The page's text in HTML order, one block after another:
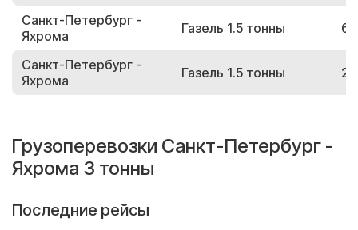
Санкт-Петербург -
Яхрома
Газель 1.5 тонны
Санкт-Петербург -
Яхрома
Газель 1.5 тонны
Грузоперевозки Санкт-Петербург -
Яхрома 3 тонны
Последние рейсы